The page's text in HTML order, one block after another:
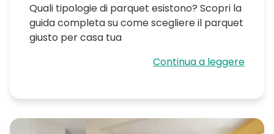
Quali tipologie di parquet esistono? Scopri la
guida completa su come scegliere il parquet
giusto per casa tua
Continua a leggere